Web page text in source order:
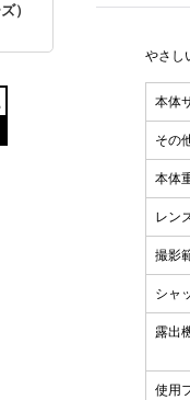
）
やさし
本体
その
本体
レン
撮影
シャ
露出
使用